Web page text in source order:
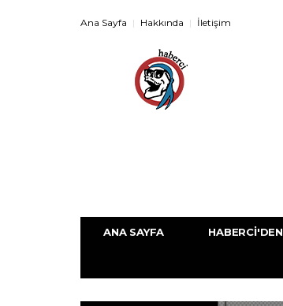
Ana Sayfa Hakkında İletişim
ANA SAYFA HABERCI'DEN